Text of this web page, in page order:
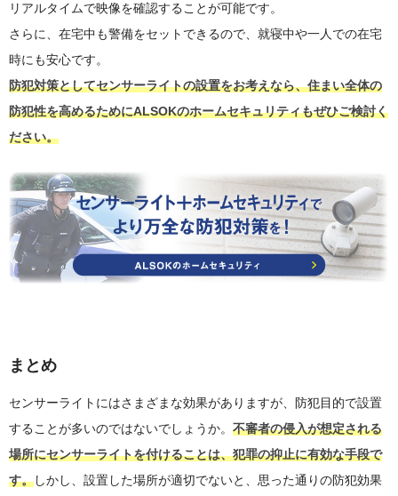
リアルタイムで映像を確認することが可能です。
さらに、在宅中も警備をセットできるので、就寝中や一人での在宅
時にも安心です。
防犯対策としてセンサーライトの設置をお考えなら、住まい全体の
防犯性を高めるためにALSOKのホームセキュリティもぜひご検討く
ださい。
まとめ
センサーライトにはさまざまな効果がありますが、防犯目的で設置
することが多いのではないでしょうか。 不審者の侵入が想定される
場所にセンサーライトを付けることは、犯罪の抑止に有効な手段で
す。しかし、設置した場所が適切でないと、思った通りの防犯効果